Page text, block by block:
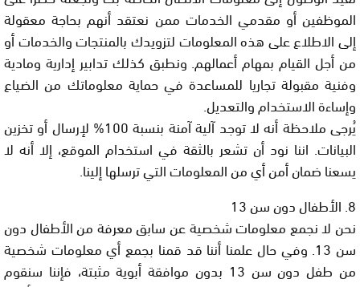
الموظفين أو مقدمي الخدمات ممن نعتقد أنهم بحاجة معقولة
إلى الاطلاع على هذه المعلومات لتزويدك بالمنتجات والخدمات أو
من أجل القيام بمهام أعمالهم. ونطبق كذلك تدابير إدارية ومادية
وفنية مقبولة تجاريا للمساعدة في حماية معلوماتك من الضياع
وإساءة الاستخدام والتعديل.
يُرجى ملاحظة أنه لا توجد آلية آمنة بنسبة 100% لإرسال أو تخزين
البيانات. اننا نود أن تشعر بالثقة في استخدام الموقع، إلا أنه لا
يسعنا ضمان أمن أي من المعلومات التي ترسلها إلينا.
8. الأطفال دون سن 13
نحن لا نجمع معلومات شخصية عن سابق معرفة من الأطفال دون
سن 13. وفي حال علمنا أننا قد قمنا بجمع أي معلومات شخصية
من طفل دون سن 13 بدون موافقة أبوية مثبتة، فإننا سنقوم